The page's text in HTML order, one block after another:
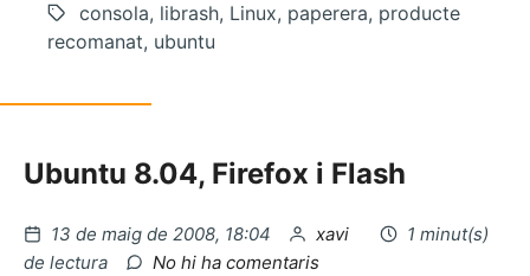
consola, librash, Linux, paperera, producte
recomanat, ubuntu
Ubuntu 8.04, Firefox i Flash
Publicat
el
13 de maig de 2008, 18:04 per
xavi
1 minut(s)
de lectura
No hi ha comentaris